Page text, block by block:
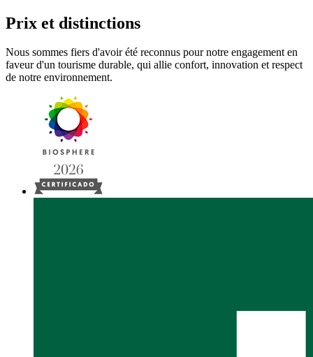
Prix et distinctions
Nous sommes fiers d'avoir été reconnus pour notre engagement en
faveur d'un tourisme durable, qui allie confort, innovation et respect
de notre environnement.